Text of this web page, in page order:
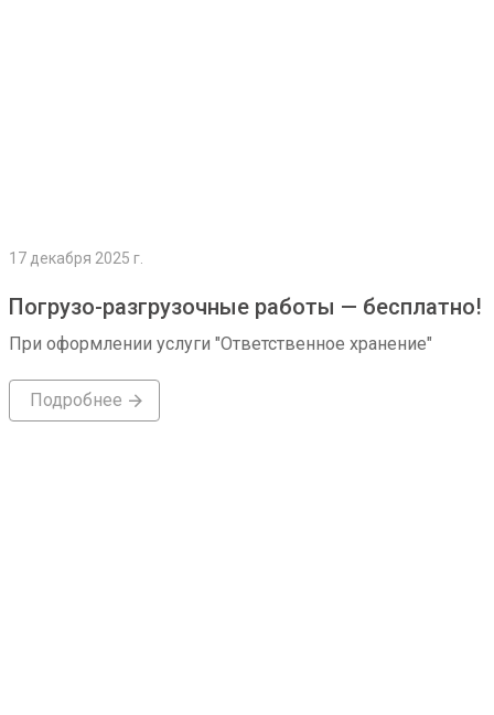
17 декабря 2025 г.
Погрузо-разгрузочные работы — бесплатно!
При оформлении услуги "Ответственное хранение"
Подробнее